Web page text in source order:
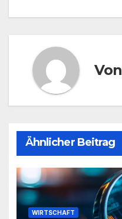
Von
Ähnlicher Beitrag
WIRTSCHAFT